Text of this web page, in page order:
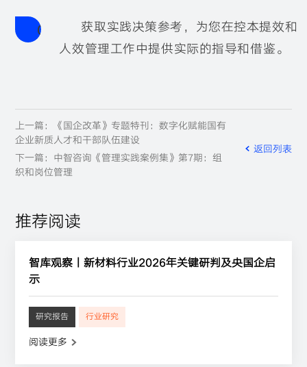
0
获取实践决策参考，为您在控本提效和
人效管理工作中提供实际的指导和借鉴。
上一篇：《国企改革》专题特刊：数字化赋能国有
企业新质人才和干部队伍建设
下一篇：中智咨询《管理实践案例集》第7期：组
织和岗位管理
返回列表
推荐阅读
智库观察丨新材料行业2026年关键研判及央国企启
示
研究报告 行业研究
阅读更多